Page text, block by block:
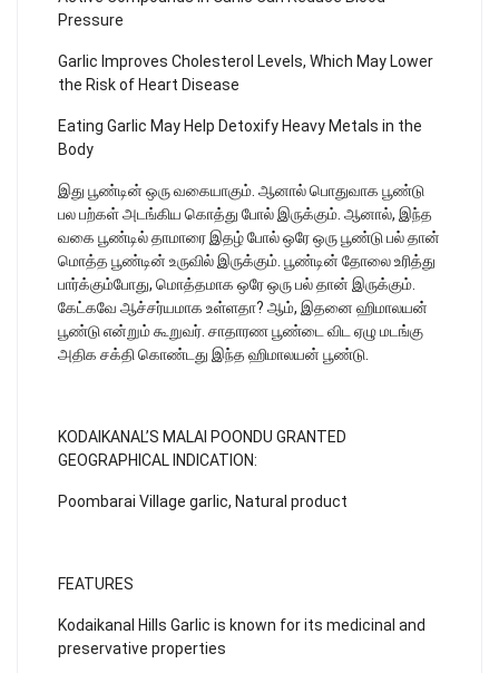
Pressure
Garlic Improves Cholesterol Levels, Which May Lower
the Risk of Heart Disease
Eating Garlic May Help Detoxify Heavy Metals in the
Body
இது பூண்டின் ஒரு வகையாகும். ஆனால் பொதுவாக பூண்டு
பல பற்கள் அடங்கிய கொத்து போல் இருக்கும். ஆனால், இந்த
வகை பூண்டில் தாமாரை இதழ் போல் ஒரே ஒரு பூண்டு பல் தான்
மொத்த பூண்டின் உருவில் இருக்கும். பூண்டின் தோலை உரித்து
பார்க்கும்போது, மொத்தமாக ஒரே ஒரு பல் தான் இருக்கும்.
கேட்கவே ஆச்சர்யமாக உள்ளதா? ஆம், இதனை ஹிமாலயன்
பூண்டு என்றும் கூறுவர். சாதாரண பூண்டை விட ஏழு மடங்கு
அதிக சக்தி கொண்டது இந்த ஹிமாலயன் பூண்டு.
KODAIKANAL’S MALAI POONDU GRANTED
GEOGRAPHICAL INDICATION:
Poombarai Village garlic, Natural product
FEATURES
Kodaikanal Hills Garlic is known for its medicinal and
preservative properties